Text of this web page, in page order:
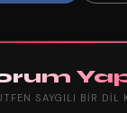
SAYGILI BIR DIL